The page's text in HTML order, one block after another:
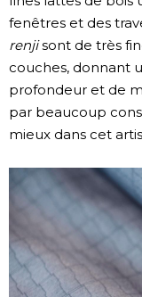
fenêtres et des
renjisont de très
couches, donnant
profondeur et de
par beaucoup
mieux dans cet